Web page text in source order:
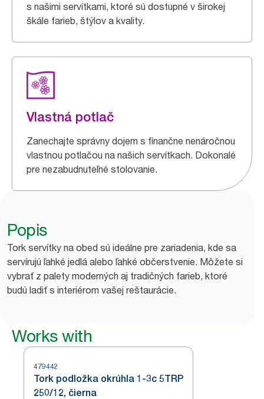
s našimi servítkami, ktoré sú dostupné v širokej
škále farieb, štýlov a kvality.
Vlastná potlač
Zanechajte správny dojem s finančne nenáročnou
vlastnou potlačou na našich servítkach. Dokonalé
pre nezabudnuteľné stolovanie.
Popis
Tork servítky na obed sú ideálne pre zariadenia, kde sa
servírujú ľahké jedlá alebo ľahké občerstvenie. Môžete si
vybrať z palety moderných aj tradičných farieb, ktoré
budú ladiť s interiérom vašej reštaurácie.
Works with
479442
Tork podložka okrúhla 1-3c 5TRP
250/12, čierna